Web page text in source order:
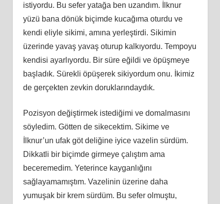
istiyordu. Bu sefer yatağa ben uzandım. İlknur
yüzü bana dönük biçimde kucağıma oturdu ve
kendi eliyle sikimi, amına yerleştirdi. Sikimin
üzerinde yavaş yavaş oturup kalkıyordu. Tempoyu
kendisi ayarlıyordu. Bir süre eğildi ve öpüşmeye
başladık. Sürekli öpüşerek sikiyordum onu. İkimiz
de gerçekten zevkin doruklarındaydık.
Pozisyon değiştirmek istediğimi ve domalmasını
söyledim. Götten de sikecektim. Sikime ve
İlknur’un ufak göt deliğine iyice vazelin sürdüm.
Dikkatli bir biçimde girmeye çalıştım ama
beceremedim. Yeterince kayganlığını
sağlayamamıştım. Vazelinin üzerine daha
yumuşak bir krem sürdüm. Bu sefer olmuştu,